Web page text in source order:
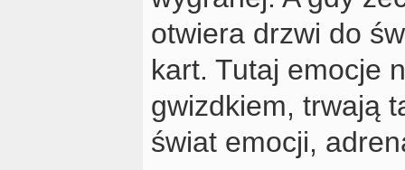
otwiera drzwi do
kart. Tutaj emocje
gwizdkiem, trwają
świat emocji,